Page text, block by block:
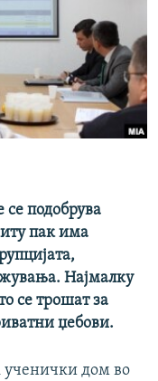
се подобрува
пак има
Најмалку
се трошат за
џебови.
ученички дом во